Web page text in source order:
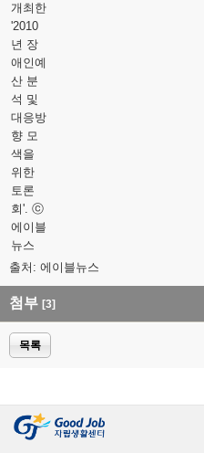
개최한
'2010
년 장
애인예
산 분
석 및
대응방
향 모
색을
위한
토론
회'. ⓒ
에이블
뉴스
출처: 에이블뉴스
첨부 [3]
목록